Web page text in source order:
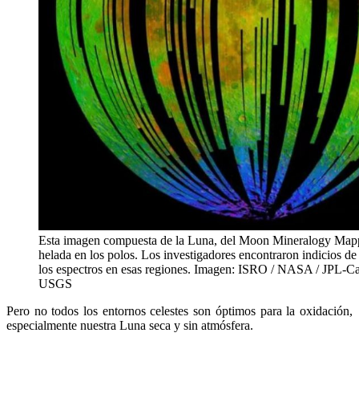
Esta imagen compuesta de la Luna, del Moon Mineralogy
helada en los polos. Los investigadores encontraron indicios
los espectros en esas regiones. Imagen: ISRO / NASA / JPL-
USGS
Pero no todos los entornos celestes son óptimos para la oxidación,
especialmente nuestra Luna seca y sin atmósfera.